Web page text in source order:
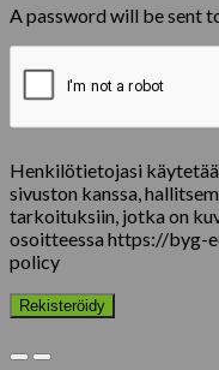
A password will be sent
Henkilötietojasi
sivuston kanssa,
tarkoituksiin, jotka on
osoitteessa https://byg-
policy
Rekisteröidy